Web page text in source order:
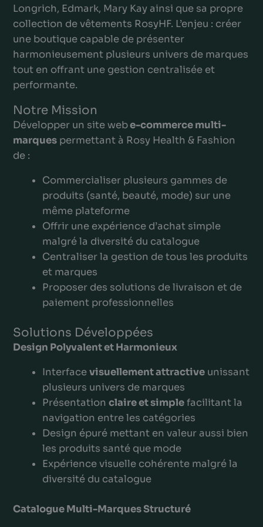
Longrich, Edmark, Mary Kay ainsi que sa propre
collection de vêtements RosyHF. L’enjeu : créer
une boutique capable de présenter
harmonieusement plusieurs univers de marques
tout en offrant une gestion centralisée et
performante.
Notre Mission
Développer un site webe-commerce multi-
marques permettant à Rosy Health & Fashion
de :
Commercialiser plusieurs gammes de
produits (santé, beauté, mode) sur une
même plateforme
Offrir une expérience d’achat simple
malgré la diversité du catalogue
Centraliser la gestion de tous les produits
et marques
Proposer des solutions de livraison et de
paiement professionnelles
Solutions Développées
Design Polyvalent et Harmonieux
Interfacevisuellement attractiveunissant
plusieurs univers de marques
Présentation claire et simplefacilitant la
navigation entre les catégories
Design épuré mettant en valeur aussi bien
les produits santé que mode
Expérience visuelle cohérente malgré la
diversité du catalogue
Catalogue Multi-Marques Structuré